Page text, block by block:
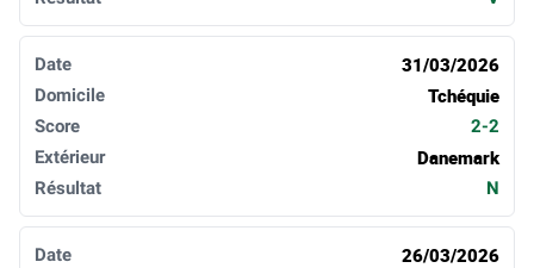
31/03/2026
Tchéquie
2-2
Danemark
N
26/03/2026